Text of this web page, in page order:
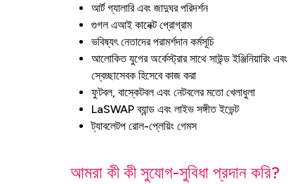
আর্ট গ্যালারি এবং জাদুঘর পরিদর্শন
গুগল এআই কানেক্ট প্রোগ্রাম
ভবিষ্যৎ নেতাদের পরামর্শদান কর্মসূচি
আলোকিত যুগের অর্কেস্ট্রার সাথে সাউন্ড ইঞ্জিনিয়ারিং এবং
স্বেচ্ছাসেবক হিসেবে কাজ করা
ফুটবল, বাস্কেটবল এবং নেটবলের মতো খেলাধুলা
LaSWAP ব্যান্ড এবং লাইভ সঙ্গীত ইভেন্ট
ট্যাবলেটপ রোল-প্লেয়িং গেমস
আমরা কী কী সুযোগ-সুবিধা প্রদান করি?